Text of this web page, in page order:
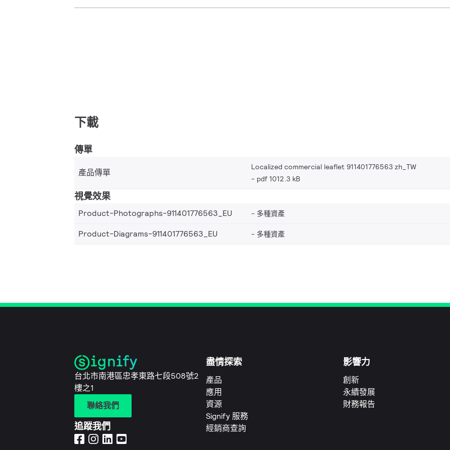
下載
傳單
產品傳單
Localized commercial leaflet 911401776563 zh_TW
pdf 1012.3 kB
視覺效果
Product-Photographs-911401776563_EU 多種資產
Product-Diagrams-911401776563_EU
多種資產
台北市南港區忠孝東路七段508號2
樓之1
聯絡我們
追蹤我們
盡情探索
產品
應用
資源
Signify 服務
經銷商查詢
影響力
創新
永續發展
財務報告